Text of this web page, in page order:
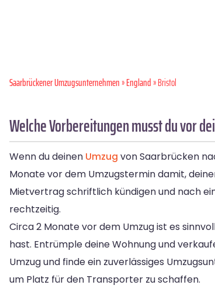
Saarbrückener Umzugsunternehmen»England» Bristol
Welche Vorbereitungen musst du vor
Wenn du deinen Umzug von Saarbrücken
Monate vor dem Umzugstermin damit,
Mietvertrag schriftlich kündigen und nach
rechtzeitig.
Circa 2 Monate vor dem Umzug ist es
hast. Entrümple deine Wohnung und
Umzug und finde ein zuverlässiges
um Platz für den Transporter zu schaffen.